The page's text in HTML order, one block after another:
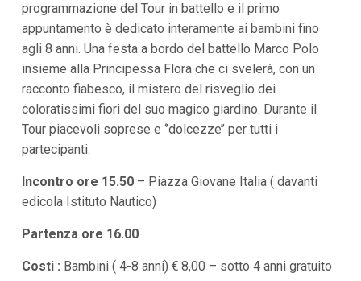
V
a
a
M
n
ù
r
n
i
a
e
programmazione del Tour in battello e il primo
appuntamento è dedicato interamente ai bambini fino
agli 8 anni. Una festa a bordo del battello Marco Polo
insieme alla Principessa Flora che ci svelerà, con un
racconto fiabesco, il mistero del risveglio dei
coloratissimi fiori del suo magico giardino. Durante il
Tour piacevoli soprese e ‘’dolcezze’’ per tutti i
partecipanti.
Incontro ore 15.50– Piazza Giovane Italia ( davanti
edicola Istituto Nautico)
Partenza ore 16.00
Costi : Bambini ( 4-8 anni) € 8,00 – sotto 4 anni gratuito